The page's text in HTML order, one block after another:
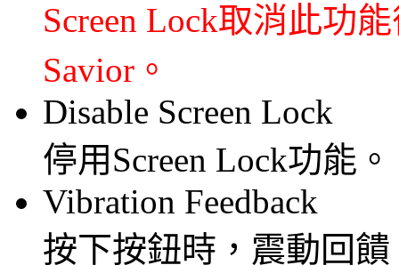
Screen Lock取消此功
Savior。
Disable Screen Lock
停用Screen Lock功能。
Vibration Feedback
按下按鈕時，震動回饋